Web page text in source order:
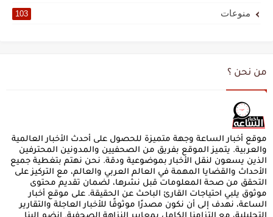
منوعات 103
من نحن ؟
موقع أخبار الساعة وجهة متميزة للحصول على أحدث الأخبار العالمية
والعربية. يتميز الموقع بفريق من الصحفيين والمدونين المحترفين
الذين يسعون لنقل الأخبار بموضوعية ودقة. نحن نهتم بتغطية جميع
الأحداث والقضايا المهمة في العالم العربي والعالم، مع التركيز على
التحقق من صحة المعلومات قبل نشرها، لضمان تقديم محتوى
موثوق يلبي احتياجات القارئ الباحث عن الحقيقة. على موقع أخبار
الساعة، نهدف إلى أن نكون مصدرًا موثوقًا للأخبار العاجلة والتقارير